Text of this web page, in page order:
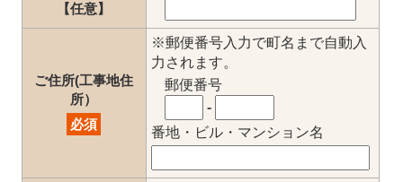
【任意】
ご住所(工事地住
所）
必須
※郵便番号入力で町名まで自動入
力されます。
郵便番号
-
番地・ビル・マンション名